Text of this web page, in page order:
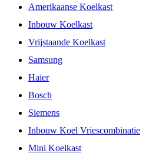
Amerikaanse Koelkast
Inbouw Koelkast
Vrijstaande Koelkast
Samsung
Haier
Bosch
Siemens
Inbouw Koel Vriescombinatie
Mini Koelkast